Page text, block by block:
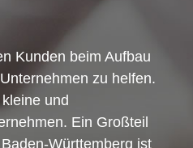
Kunden beim Aufbau
zu helfen.
und
Ein Großteil
Württemberg ist